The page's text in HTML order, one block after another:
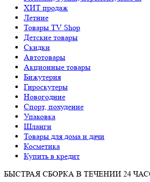
ХИТ продаж
Летние
Товары TV Shop
Детские товары
Cкидки
Автотовары
Акционные товары
Бижутерия
Гироскутеры
Новогодние
Спорт, похудение
Упаковка
Шланги
Товары для дома и дачи
Косметика
Купить в кредит
БЫСТРАЯ СБОРКА В ТЕЧЕНИИ 24